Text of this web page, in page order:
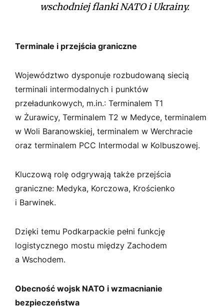
wschodniej flanki NATO i Ukrainy.
Terminale i przejścia graniczne
Województwo dysponuje rozbudowaną siecią
terminali intermodalnych i punktów
przeładunkowych, m.in.: Terminalem T1
w Żurawicy, Terminalem T2 w Medyce, terminalem
w Woli Baranowskiej, terminalem w Werchracie
oraz terminalem PCC Intermodal w Kolbuszowej.
Kluczową rolę odgrywają także przejścia
graniczne: Medyka, Korczowa, Krościenko
i Barwinek.
Dzięki temu Podkarpackie pełni funkcję
logistycznego mostu między Zachodem
a Wschodem.
Obecność wojsk NATO i wzmacnianie
bezpieczeństwa